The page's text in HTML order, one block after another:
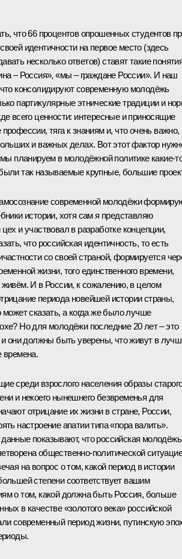
что 66 процентов опрошенных студентов
идентичности на первое место (здесь
несколько ответов) ставят такие
– Россия», «мы – граждане России». И наш
консолидируют современную молодёжь
партикулярные этнические традиции и
всего ценности: интересные и приносящие
профессии, тяга к знаниям и, что очень важно,
и важных делах. Вот этот фактор
мы планируем в молодёжной политике
так называемые крупные, большие
современной молодёжи
истории, хотя сам я представляю
цех и участвовал в разработке концепции,
что российская идентичность, то есть
со своей страной, формируется
жизни, того единственного времени,
И в России, к сожалению, в целом
периода новейшей истории страны,
может сказать, а когда же было лучше
Но для молодёжи последние 20 лет – это
и они должны быть уверены, что живут в
времена.
среди взрослого населения образы
и некоего нынешнего безвременья для
отрицание их жизни в стране, России,
настроение апатии типа «пора валить».
показывают, что российская молодёжь
общественно-политической
на вопрос о том, какой период в истории
степени соответствует вашим
о том, какой должна быть Россия, больше
в качестве «золотого века» российской
современный период жизни, путинскую